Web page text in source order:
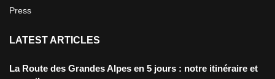
Press
LATEST ARTICLES
La Route des Grandes Alpes en 5 jours : notre itinéraire et